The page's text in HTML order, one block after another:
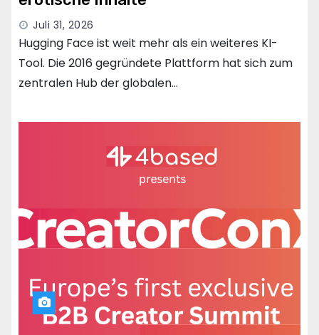
Juli 31, 2026
Hugging Face ist weit mehr als ein weiteres KI-
Tool. Die 2016 gegründete Plattform hat sich zum
zentralen Hub der globalen…